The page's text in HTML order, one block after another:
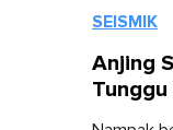
SEISMIK
Anjing
Tunggu